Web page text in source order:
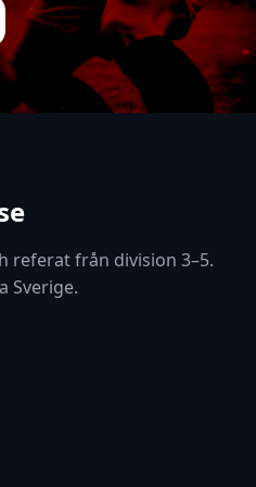
referat från division 3–5.
Sverige.